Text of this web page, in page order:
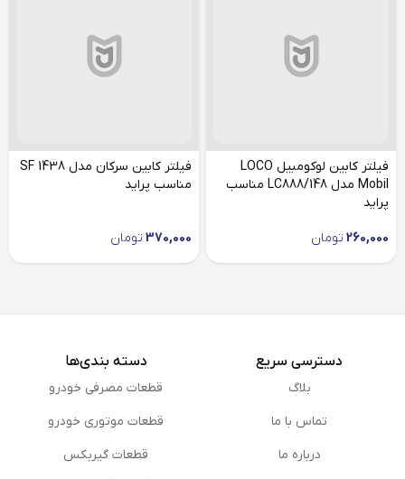
فیلتر کابین لوکومبیل LOCO
Mobil مدل LC888/148 مناسب
پراید
260,000 تومان
فیلتر کابین سرکان مدل SF 1438
مناسب پراید
370,000 تومان
دسترسی سریع
بلاگ
تماس با ما
درباره ما
دسته بندی‌ها
قطعات مصرفی خودرو
قطعات موتوری خودرو
قطعات گیربکس